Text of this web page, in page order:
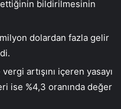
ettiğinin bildirilmesinin
dolardan fazla gelir
artışını içeren yasayı
ise %4,3 oranında değer